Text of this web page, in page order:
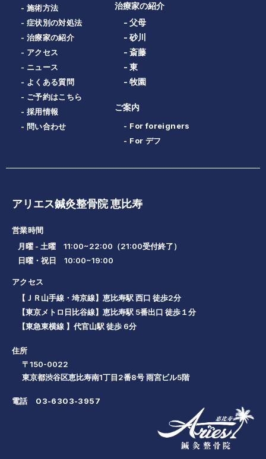
- 施術方法
- 症状別の対処法
- 治療家の紹介
- アクセス
- ニュース
- よくある質問
- ご予約はこちら
- 採用情報
- 問い合わせ
治療家の紹介
- 父母
- 砂川
- 斎藤
- 東
- 牧園
ご案内
- For foreigners
- For デフ
アリエス鍼灸整骨院 恵比寿
営業時間
月曜 - 土曜 11:00~22:00（21:00受付終了）
日曜・祝日 10:00~19:00
アクセス
【ＪＲ山手線・埼京線】恵比寿駅 西口 徒歩2分
【東京メトロ日比谷線】恵比寿駅 5番出口 徒歩１分
【東急東横線 】代官山駅 徒歩 6分
住所
〒150-0022
東京都渋谷区恵比寿南1丁目2番8号 雨宮ビル5階
電話 03-6303-3957